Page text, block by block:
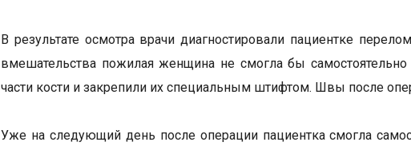
В результате осмотра врачи диагностировали пациентке
вмешательства пожилая женщина не смогла бы
части кости и закрепили их специальным штифтом. Швы после
Уже на следующий день после операции пациентка смогла